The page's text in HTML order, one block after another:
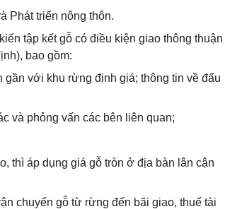
Phát triển nông thôn.
tập kết gỗ có điều kiện giao thông thuận
bao gồm:
gần với khu rừng định giá; thông tin về đấu
và phỏng vấn các bên liên quan;
thì áp dụng giá gỗ tròn ở địa bàn lân cận
chuyển gỗ từ rừng đến bãi giao, thuế tài